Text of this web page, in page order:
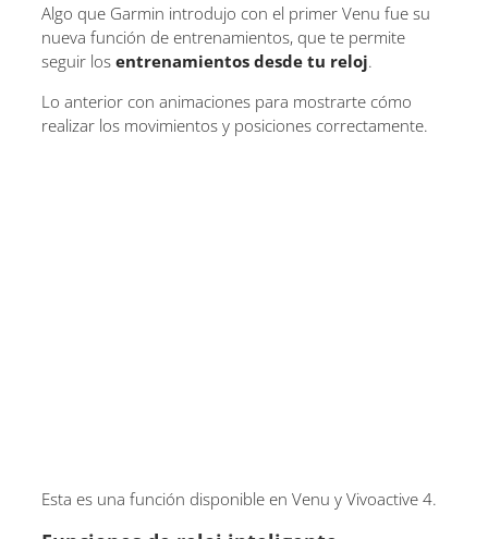
Algo que Garmin introdujo con el primer Venu fue su
nueva función de entrenamientos, que te permite
seguir los entrenamientos desde tu reloj.
Lo anterior con animaciones para mostrarte cómo
realizar los movimientos y posiciones correctamente.
Esta es una función disponible en Venu y Vivoactive 4.